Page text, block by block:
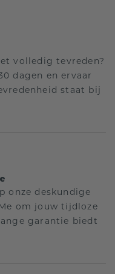
volledig tevreden?
dagen en ervaar
staat bij
onze deskundige
om jouw tijdloze
garantie biedt